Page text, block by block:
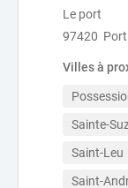
Le port
97420 Port
Villes à
Sainte-
Saint-Leu
Saint-